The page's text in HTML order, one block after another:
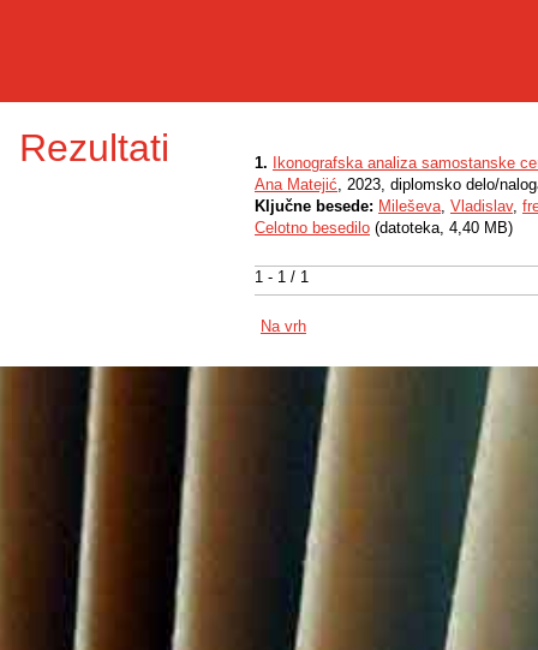
Rezultati
1 - 1 / 1
1.
Ikonografska analiza samostanske
Ana Matejić, 2023, diplomsko delo/
Ključne besede: Mileševa, Vladislav,
Celotno besedilo (datoteka, 4,40 MB)
Na vrh